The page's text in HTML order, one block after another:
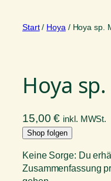
Start/ Hoya / Hoya sp.
Hoya
15,00€ inkl. MWSt.
Shop folgen
Keine Sorge: Du
Zusammenfassung